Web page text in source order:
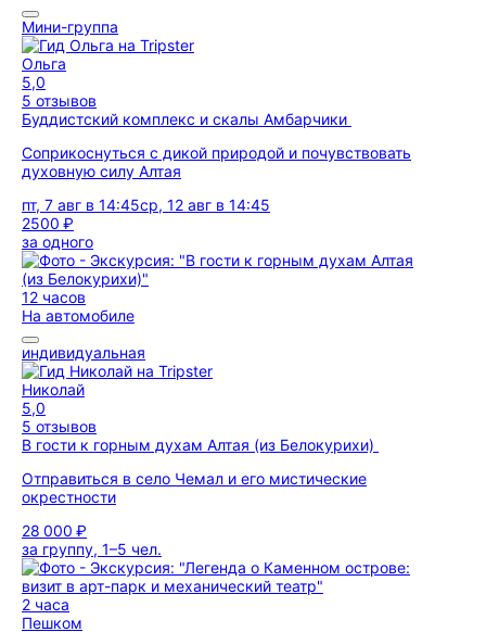
Мини-группа
Ольга
5,0
5 отзывов
Буддистский комплекс и скалы Амбарчики
Соприкоснуться с дикой природой и почувствовать
духовную силу Алтая
пт, 7 авг в 14:45ср, 12 авг в 14:45
2500 ₽
за одного
12 часов
На автомобиле
индивидуальная
Николай
5,0
5 отзывов
В гости к горным духам Алтая (из Белокурихи)
Отправиться в село Чемал и его мистические
окрестности
28 000 ₽
за группу, 1–5 чел.
2 часа
Пешком